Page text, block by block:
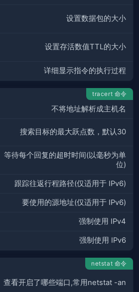
设置数据包的大小
设置存活数值TTL的大小
详细显示指令的执行过程
tracert 命令
不将地址解析成主机名
搜索目标的最大跃点数，默认30
等待每个回复的超时时间(以毫秒为单
位)
跟踪往返行程路径(仅适用于 IPv6)
要使用的源地址(仅适用于 IPv6)
强制使用 IPv4
强制使用 IPv6
netstat 命令
查看开启了哪些端口,常用netstat -an